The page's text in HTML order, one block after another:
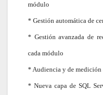
módulo
* Gestión automática de
* Gestión avanzada de
cada módulo
* Audiencia y de
* Nueva capa de SQL